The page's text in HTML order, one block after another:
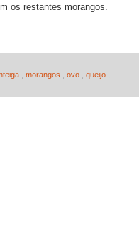
os restantes morangos.
morangos ovo queijo